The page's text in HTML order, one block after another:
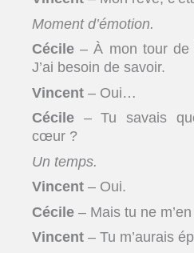
Moment d’émotion.
Cécile – À mon tour de
J’ai besoin de savoir.
Vincent – Oui…
Cécile – Tu savais
cœur ?
Un temps.
Vincent – Oui.
Cécile – Mais tu ne
Vincent – Tu m’aurais